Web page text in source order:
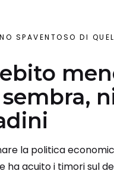
DI QUEL CHE SEMBRA,
la politica
acuito i timori sul